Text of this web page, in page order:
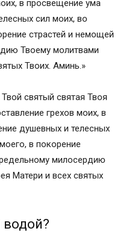
в просвещение ума
сил моих, во
страстей и немощей
Твоему молитвами
Твоих. Аминь.»
святый святая Твоя
грехов моих, в
душевных и телесных
в покорение
милосердию
Матери и всех святых
водой?